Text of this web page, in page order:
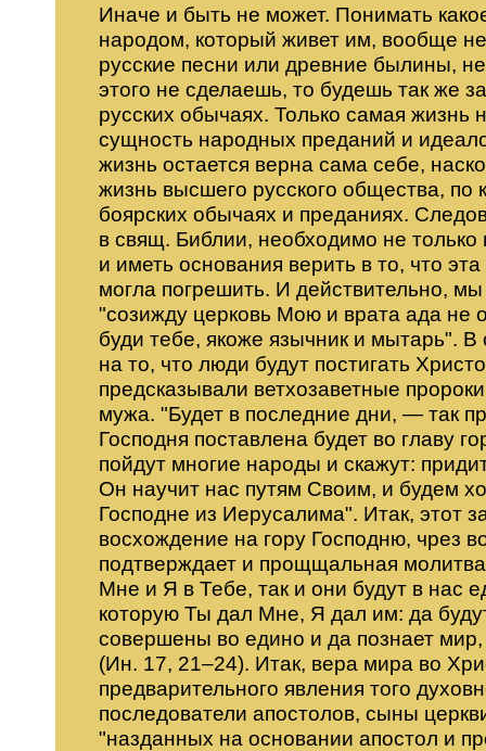
Иначе и быть не может. Понимать
народом, который живет им, вообще
русские песни или древние былины,
этого не сделаешь, то будешь так же
русских обычаях. Только самая
сущность народных преданий и
жизнь остается верна сама себе,
жизнь высшего русского общества, по
боярских обычаях и преданиях.
в свящ. Библии, необходимо не
и иметь основания верить в то, что
могла погрешить. И действительно,
"созижду церковь Мою и врата ада не
буди тебе, якоже язычник и мытарь".
на то, что люди будут постигать
предсказывали ветхозаветные
мужа. "Будет в последние дни, — так
Господня поставлена будет во главу
пойдут многие народы и скажут:
Он научит нас путям Своим, и будем
Господне из Иерусалима". Итак, этот
восхождение на гору Господню, чрез
подтверждает и прощщальная
Мне и Я в Тебе, так и они будут в нас
которую Ты дал Мне, Я дал им: да
совершены во едино и да познает
(Ин. 17, 21–24). Итак, вера мира во
предварительного явления того
последователи апостолов, сыны
"назданных на основании апостол и